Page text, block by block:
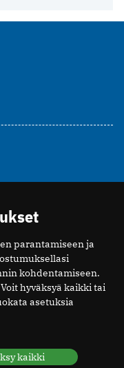
parantamiseen ja
kohdentamiseen.
Voit hyväksyä kaikki tai
asetuksia
kaikki